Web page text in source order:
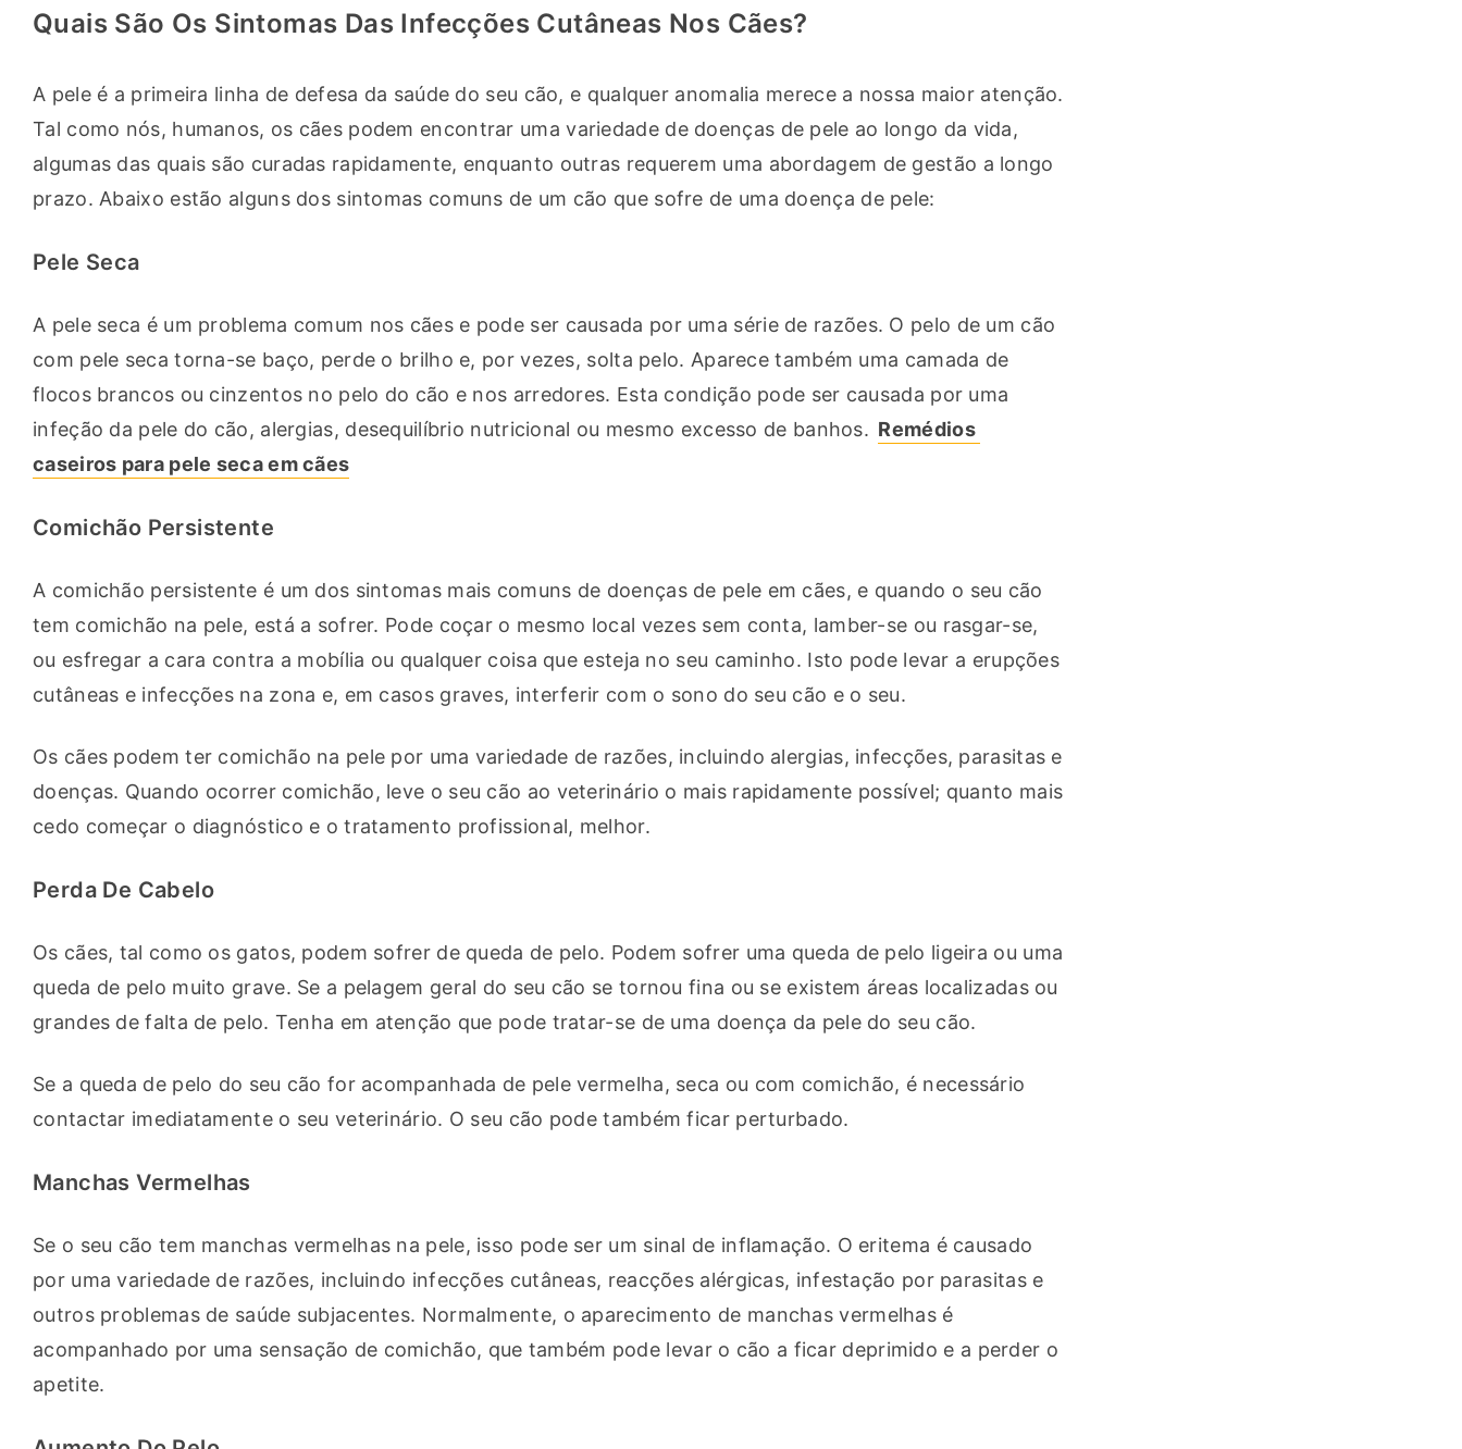
Quais São Os Sintomas Das Infecções Cutâneas Nos Cães?
A pele é a primeira linha de defesa da saúde do seu cão, e qualquer anomalia merece a nossa maior atenção.
Tal como nós, humanos, os cães podem encontrar uma variedade de doenças de pele ao longo da vida,
algumas das quais são curadas rapidamente, enquanto outras requerem uma abordagem de gestão a longo
prazo. Abaixo estão alguns dos sintomas comuns de um cão que sofre de uma doença de pele:
Pele Seca
A pele seca é um problema comum nos cães e pode ser causada por uma série de razões. O pelo de um cão
com pele seca torna-se baço, perde o brilho e, por vezes, solta pelo. Aparece também uma camada de
flocos brancos ou cinzentos no pelo do cão e nos arredores. Esta condição pode ser causada por uma
infeção da pele do cão, alergias, desequilíbrio nutricional ou mesmo excesso de banhos. Remédios
caseiros para pele seca em cães
Comichão Persistente
A comichão persistente é um dos sintomas mais comuns de doenças de pele em cães, e quando o seu cão
tem comichão na pele, está a sofrer. Pode coçar o mesmo local vezes sem conta, lamber-se ou rasgar-se,
ou esfregar a cara contra a mobília ou qualquer coisa que esteja no seu caminho. Isto pode levar a erupções
cutâneas e infecções na zona e, em casos graves, interferir com o sono do seu cão e o seu.
Os cães podem ter comichão na pele por uma variedade de razões, incluindo alergias, infecções, parasitas e
doenças. Quando ocorrer comichão, leve o seu cão ao veterinário o mais rapidamente possível; quanto mais
cedo começar o diagnóstico e o tratamento profissional, melhor.
Perda De Cabelo
Os cães, tal como os gatos, podem sofrer de queda de pelo. Podem sofrer uma queda de pelo ligeira ou uma
queda de pelo muito grave. Se a pelagem geral do seu cão se tornou fina ou se existem áreas localizadas ou
grandes de falta de pelo. Tenha em atenção que pode tratar-se de uma doença da pele do seu cão.
Se a queda de pelo do seu cão for acompanhada de pele vermelha, seca ou com comichão, é necessário
contactar imediatamente o seu veterinário. O seu cão pode também ficar perturbado.
Manchas Vermelhas
Se o seu cão tem manchas vermelhas na pele, isso pode ser um sinal de inflamação. O eritema é causado
por uma variedade de razões, incluindo infecções cutâneas, reacções alérgicas, infestação por parasitas e
outros problemas de saúde subjacentes. Normalmente, o aparecimento de manchas vermelhas é
acompanhado por uma sensação de comichão, que também pode levar o cão a ficar deprimido e a perder o
apetite.